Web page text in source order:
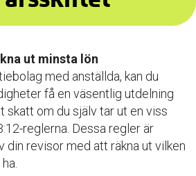
ut minsta lön
med anställda, kan du
få en väsentlig utdelning
skatt om du själv tar ut en viss
reglerna. Dessa regler är
din revisor med att räkna ut vilken